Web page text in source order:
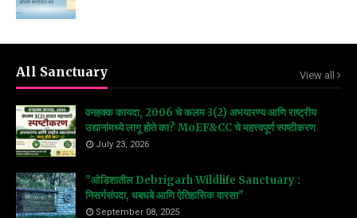
All Sanctuary View all
वनहक्क कायदा, 2006 चे कलम 3(2) अभयारण्य आणि राष्ट्रीय
उद्यानांमध्ये लागू होते का? MoEF&CC चे महत्त्वपूर्ण स्पष्टीकरण
July 23, 2026
"ओडिशातील Debrigarh Wildlife Sanctuary :
निसर्गसंपदा, धबधबे आणि ऐतिहासिक वारसा"
September 08, 2025